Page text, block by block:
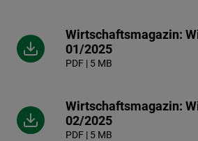
Wirtschaftsmagazin:
01/2025
PDF | 5 MB
Wirtschaftsmagazin:
02/2025
PDF | 5 MB